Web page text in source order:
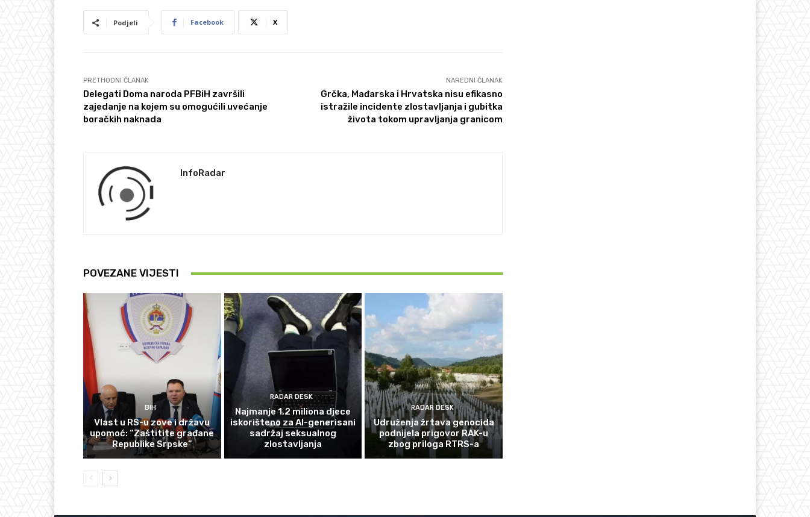
Podjeli Facebook X
PRETHODNI ČLANAK
Delegati Doma naroda PFBiH završili
zajedanje na kojem su omogućili uvećanje
boračkih naknada
NAREDNI ČLANAK
Grčka, Mađarska i Hrvatska nisu efikasno
istražile incidente zlostavljanja i gubitka
života tokom upravljanja granicom
InfoRadar
POVEZANE VIJESTI
BIH
Vlast u RS-u zove i državu
upomoć: “Zaštitite građane
Republike Srpske”
RADAR DESK
Najmanje 1,2 miliona djece
iskorišteno za AI-generisani
sadržaj seksualnog
zlostavljanja
RADAR DESK
Udruženja žrtava genocida
podnijela prigovor RAK-u
zbog priloga RTRS-a